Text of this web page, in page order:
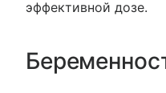
эффективной дозе.